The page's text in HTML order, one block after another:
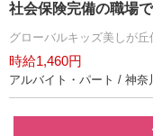
社会保険完備の職場
グローバルキッズ美しが丘
時給1,460円
アルバイト・パート / 神奈